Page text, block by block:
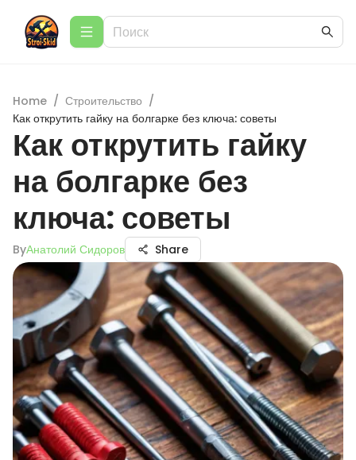
Home / Строительство /
Как открутить гайку на болгарке без ключа: советы
Как открутить гайку
на болгарке без
ключа: советы
ByАнатолий Сидоров Share